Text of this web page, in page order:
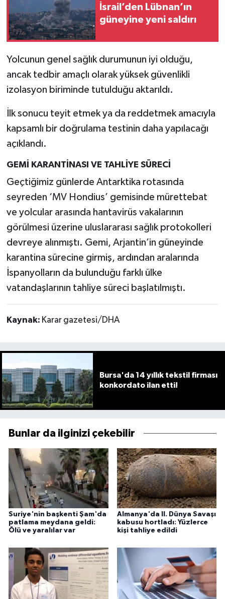
İsrail’den Lübnan’ın
güneyine yeni saldırı
Yolcunun genel sağlık durumunun iyi olduğu,
ancak tedbir amaçlı olarak yüksek güvenlikli
izolasyon biriminde tutulduğu aktarıldı.
İlk sonucu teyit etmek ya da reddetmek amacıyla
kapsamlı bir doğrulama testinin daha yapılacağı
açıklandı.
GEMİ KARANTİNASI VE TAHLİYE SÜRECİ
Geçtiğimiz günlerde Antarktika rotasında
seyreden ‘MV Hondius’ gemisinde mürettebat
ve yolcular arasında hantavirüs vakalarının
görülmesi üzerine uluslararası sağlık protokolleri
devreye alınmıştı. Gemi, Arjantin’in güneyinde
karantina sürecine girmiş, ardından aralarında
İspanyolların da bulunduğu farklı ülke
vatandaşlarının tahliye süreci başlatılmıştı.
Kaynak: Karar gazetesi/DHA
Bursa'da 14 yıllık tekstil firması
konkordato ilan etti!
Bunlar da ilginizi çekebilir
Suriye'nin başkenti Şam'da
patlama meydana geldi:
Ölü ve yaralılar var
Almanya'da II. Dünya Savaşı
kabusu hortladı: Yüzlerce
kişi tahliye edildi